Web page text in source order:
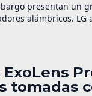
presentan un
alámbricos.
con diseño circular
tomadas